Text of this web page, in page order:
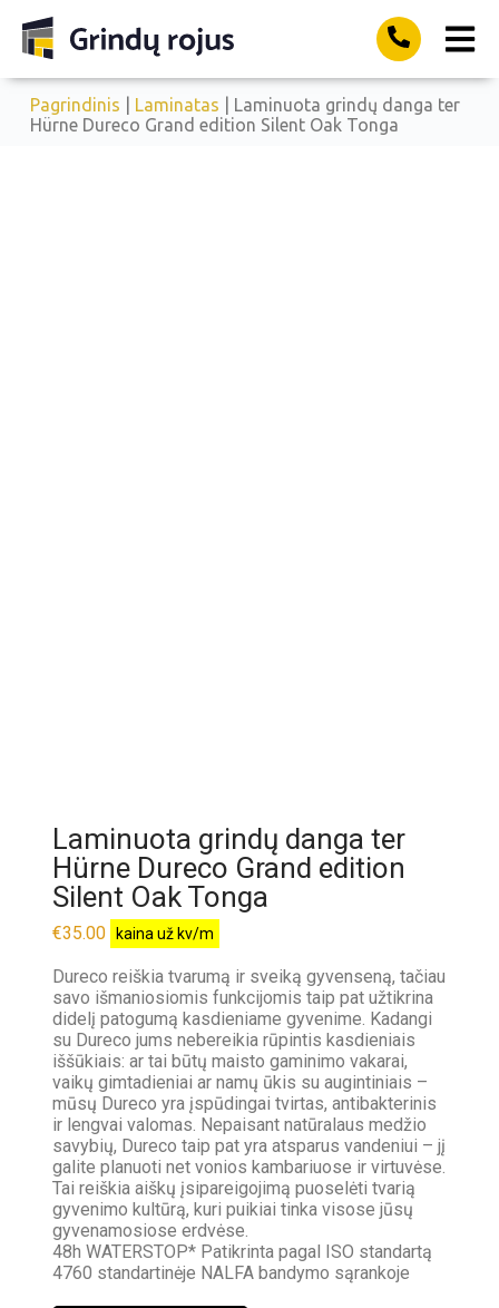
Pagrindinis Laminatas | Laminuota grindų danga ter
Hürne Dureco Grand edition Silent Oak Tonga
Laminuota grindų danga ter
Hürne Dureco Grand edition
Silent Oak Tonga
€35.00 kaina už kv/m
Dureco reiškia tvarumą ir sveiką gyvenseną, tačiau
savo išmaniosiomis funkcijomis taip pat užtikrina
didelį patogumą kasdieniame gyvenime. Kadangi
su Dureco jums nebereikia rūpintis kasdieniais
iššūkiais: ar tai būtų maisto gaminimo vakarai,
vaikų gimtadieniai ar namų ūkis su augintiniais –
mūsų Dureco yra įspūdingai tvirtas, antibakterinis
ir lengvai valomas. Nepaisant natūralaus medžio
savybių, Dureco taip pat yra atsparus vandeniui – jį
galite planuoti net vonios kambariuose ir virtuvėse.
Tai reiškia aiškų įsipareigojimą puoselėti tvarią
gyvenimo kultūrą, kuri puikiai tinka visose jūsų
gyvenamosiose erdvėse.
48h WATERSTOP* Patikrinta pagal ISO standartą
4760 standartinėje NALFA bandymo sąrankoje